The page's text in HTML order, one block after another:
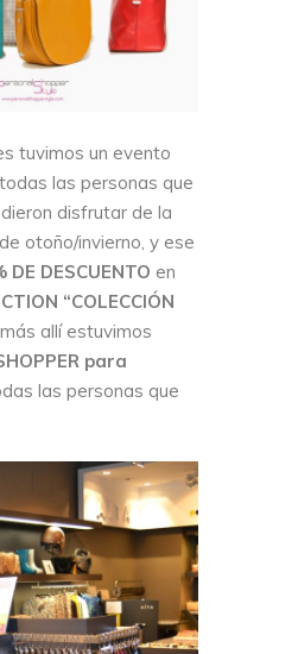
tuvimos un evento
las personas que
disfrutar de la
otoño/invierno, y ese
DE DESCUENTO en
“COLECCIÓN
allí estuvimos
para
las personas que